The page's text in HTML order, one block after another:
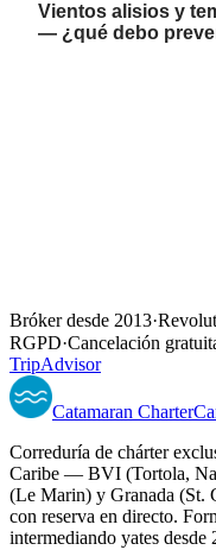
Vientos alisios y
— ¿qué debo
Bróker desde 2013·Revolut
RGPD·Cancelación
TripAdvisor
Catamaran Charter
Correduría de chárter
Caribe — BVI (Tortola,
(Le Marin) y Granada (St.
con reserva en directo.
intermediando yates desde